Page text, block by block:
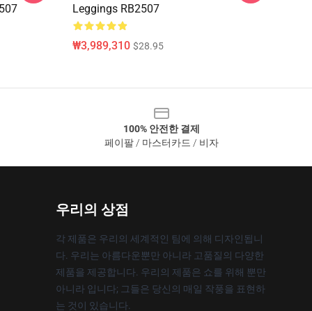
Leggings RB2507
₩3,989,310 $28.95
100% 안전한 결제
페이팔 / 마스터카드 / 비자
우리의 상점
각 제품은 우리의 세계적인 팀에 의해 디자인됩니
다. 우리는 아름다운뿐만 아니라 고품질의 다양한
제품을 제공합니다. 우리의 제품은 쇼를 위해 뿐만
아니라 입니다; 그들은 당신의 매일 작풍을 표현하
는 것이 있습니다.